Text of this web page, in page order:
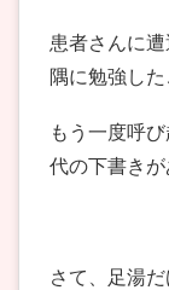
患者さんに
隅に勉強し
もう一度呼
代の下書きが
さて、足湯